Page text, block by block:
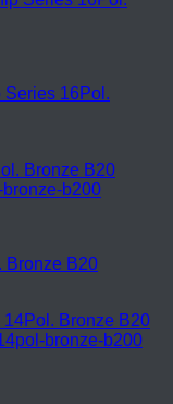
Series 16Pol.
Bronze B20